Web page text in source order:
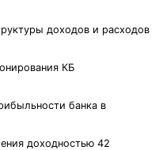
доходов и расходов
КБ
банка в
доходностью 42